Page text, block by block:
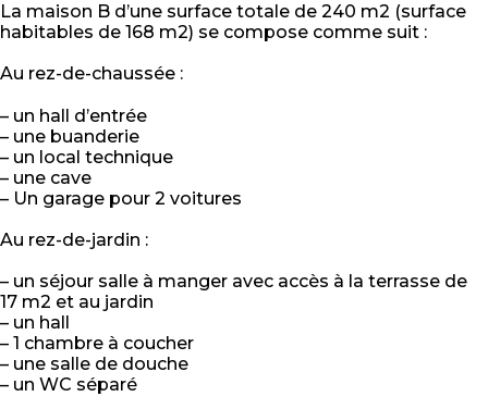
La maison B d’une surface totale de 240 m2 (surface
habitables de 168 m2) se compose comme suit :
Au rez-de-chaussée :
– un hall d’entrée
– une buanderie
– un local technique
– une cave
– Un garage pour 2 voitures
Au rez-de-jardin :
– un séjour salle à manger avec accès à la terrasse de
17 m2 et au jardin
– un hall
– 1 chambre à coucher
– une salle de douche
– un WC séparé